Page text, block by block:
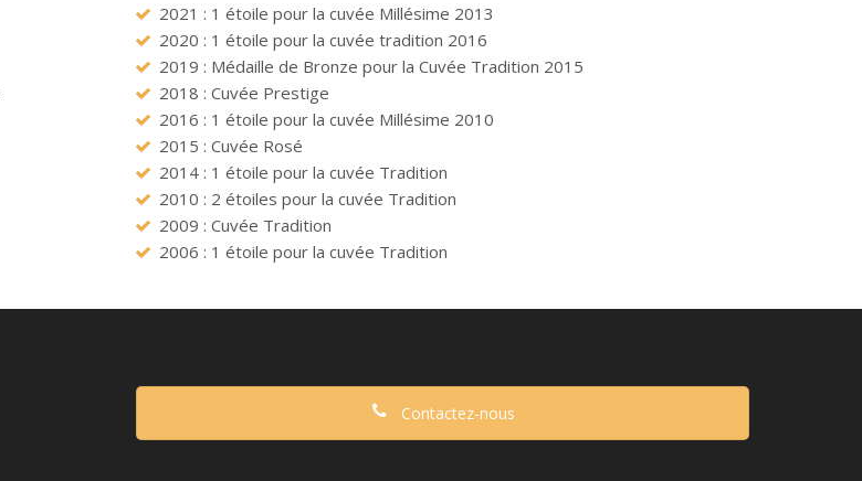
2021 : 1 étoile pour la cuvée Millésime 2013
2020 : 1 étoile pour la cuvée tradition 2016
2019 : Médaille de Bronze pour la Cuvée Tradition 2015
2018 : Cuvée Prestige
2016 : 1 étoile pour la cuvée Millésime 2010
2015 : Cuvée Rosé
2014 : 1 étoile pour la cuvée Tradition
2010 : 2 étoiles pour la cuvée Tradition
2009 : Cuvée Tradition
2006 : 1 étoile pour la cuvée Tradition
Contactez-nous